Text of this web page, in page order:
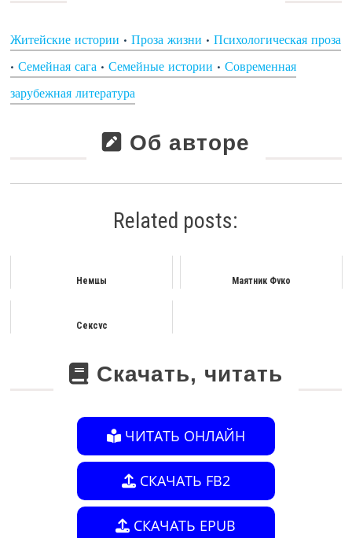
Житейские истории •Проза жизни •Психологическая проза
•Семейная сага •Семейные истории •Современная
зарубежная литература
Об авторе
Related posts:
Немцы Маятник Фуко
Сексус
Скачать, читать
ЧИТАТЬ ОНЛАЙН
СКАЧАТЬ FB2
СКАЧАТЬ EPUB